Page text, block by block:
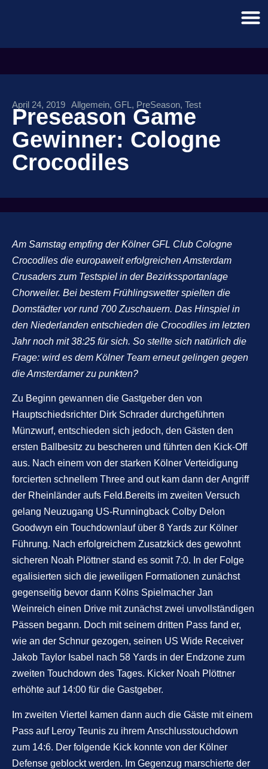
April 24, 2019 Allgemein, GFL , PreSeason, Test
Preseason Game
Gewinner: Cologne
Crocodiles
Am Samstag empfing der Kölner GFL Club Cologne
Crocodiles die europaweit erfolgreichen Amsterdam
Crusaders zum Testspiel in der Bezirkssportanlage
Chorweiler. Bei bestem Frühlingswetter spielten die
Domstädter vor rund 700 Zuschauern. Das Hinspiel in
den Niederlanden entschieden die Crocodiles im letzten
Jahr noch mit 38:25 für sich. So stellte sich natürlich die
Frage: wird es dem Kölner Team erneut gelingen gegen
die Amsterdamer zu punkten?
Zu Beginn gewannen die Gastgeber den von
Hauptschiedsrichter Dirk Schrader durchgeführten
Münzwurf, entschieden sich jedoch, den Gästen den
ersten Ballbesitz zu bescheren und führten den Kick-Off
aus. Nach einem von der starken Kölner Verteidigung
forcierten schnellem Three and out kam dann der Angriff
der Rheinländer aufs Feld.Bereits im zweiten Versuch
gelang Neuzugang US-Runningback Colby Delon
Goodwyn ein Touchdownlauf über 8 Yards zur Kölner
Führung. Nach erfolgreichem Zusatzkick des gewohnt
sicheren Noah Plöttner stand es somit 7:0. In der Folge
egalisierten sich die jeweiligen Formationen zunächst
gegenseitig bevor dann Kölns Spielmacher Jan
Weinreich einen Drive mit zunächst zwei unvollständigen
Pässen begann. Doch mit seinem dritten Pass fand er,
wie an der Schnur gezogen, seinen US Wide Receiver
Jakob Taylor Isabel nach 58 Yards in der Endzone zum
zweiten Touchdown des Tages. Kicker Noah Plöttner
erhöhte auf 14:00 für die Gastgeber.
Im zweiten Viertel kamen dann auch die Gäste mit einem
Pass auf Leroy Teunis zu ihrem Anschlusstouchdown
zum 14:6. Der folgende Kick konnte von der Kölner
Defense geblockt werden. Im Gegenzug marschierte der